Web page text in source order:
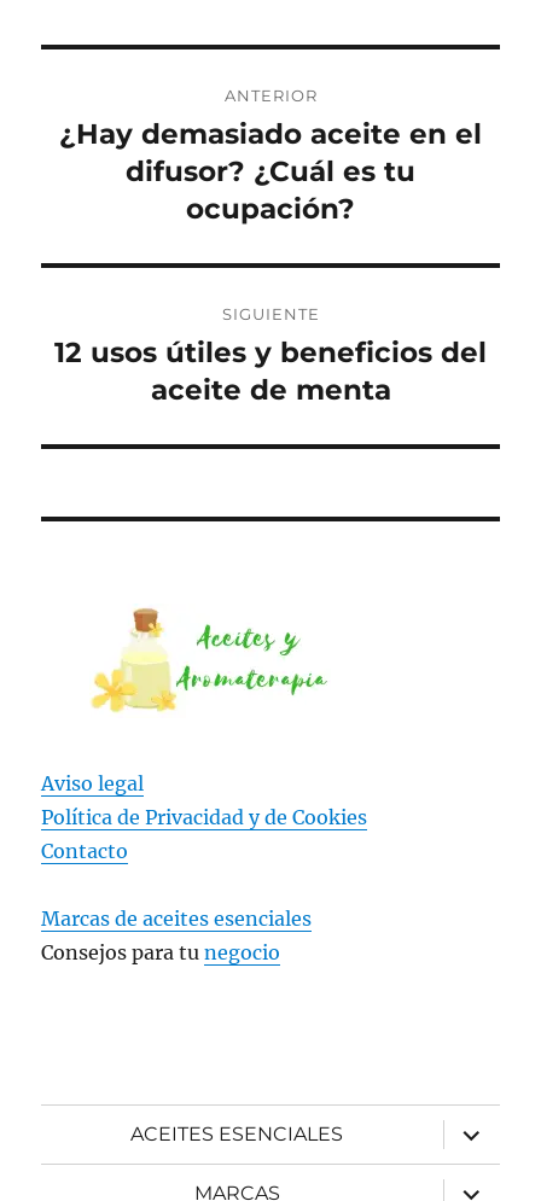
de
entradas
ANTERIOR
Entrada
¿Hay demasiado aceite en el
difusor? ¿Cuál es tu
ocupación?
SIGUIENTE
Entrada
12 usos útiles y beneficios del
aceite de menta
Aviso legal
Política de Privacidad yde Cookies
Contacto
Marcas de aceites esenciales
Consejos para tunegocio
ACEITES ESENCIALES
expande
el
menú
inferior
MARCAS
expande